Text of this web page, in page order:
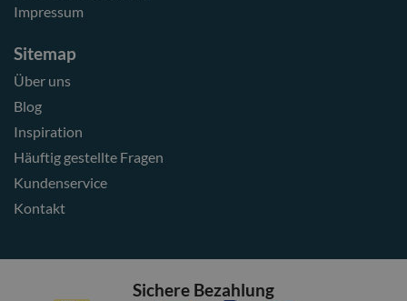
Impressum
Sitemap
Über uns
Blog
Inspiration
Häuftig gestellte Fragen
Kundenservice
Kontakt
Sichere Bezahlung